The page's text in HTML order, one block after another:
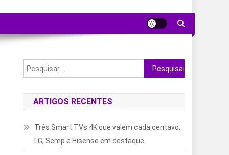
Pesquisar
por:
ARTIGOS RECENTES
Três Smart TVs 4K que valem cada centavo:
LG, Semp e Hisense em destaque